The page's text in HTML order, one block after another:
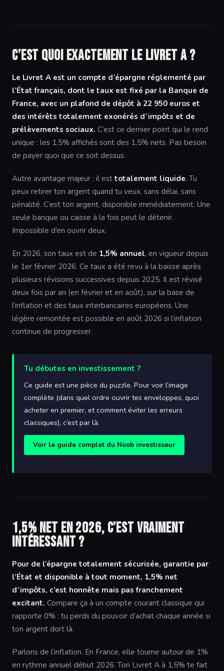
C’est quoi exactement le Livret A ?
Le Livret A est un compte d’épargne réglementé par
l’État français, dont le taux est fixé par la Banque de
France, avec un plafond de dépôt à 22 950 euros et
des intérêts totalement exonérés d’impôts et de
prélèvements sociaux. C’est ce dernier point qui le rend
unique : les 1,5% affichés sont des 1,5% nets. Pas besoin
de payer quoi que ce soit dessus.
Autre avantage majeur : il est totalement liquide. Tu
peux retirer ton argent quand tu veux, sans délai, sans
pénalité. C’est ton argent, disponible immédiatement. Une
seule banque ou caisse à la fois peut le détenir.
Impossible d’en ouvrir deux.
En 2026, son taux est de 1,5% annuel, en vigueur depuis
le 1er février 2026. Ce taux a été revu à la baisse après
plusieurs révisions successives depuis 2025. Il est révisé
deux fois par an (en février et en août), sur la base de
l’inflation et des taux interbancaires européens. Une
légère remontée est possible en août 2026 si l’inflation
continue de progresser.
Tu débutes en investissement ?
Ce guide est une pièce du puzzle. Pour voir l’image
complète (dans quel ordre ouvrir tes enveloppes, quoi
acheter en premier, et comment éviter les erreurs
classiques), c’est par là.
Voir le guide complet du Noob investisseur
1,5% net en 2026, c’est vraiment
intéressant ?
Pour de l’épargne totalement sécurisée, garantie par
l’État et disponible à tout moment, 1,5% net
d’impôts, c’est honnête mais pas franchement
excitant. Compare ça à un compte courant classique qui
rapporte 0% : tu perds du pouvoir d’achat chaque année si
ton argent dort là.
Parlons de l’inflation. En France, elle tourne autour de 1%
en rythme annuel début 2026. Ton Livret A à 1,5% te fait